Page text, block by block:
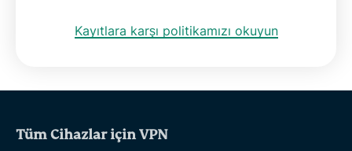
Kayıtlara karşı politikamızı okuyun
Tüm Cihazlar için VPN